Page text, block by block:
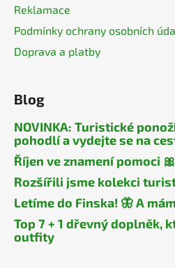
Reklamace
Podmínky ochrany osobních
Doprava a platby
Blog
NOVINKA: Turistické
pohodlí a vydejte se na
Říjen ve znamení pomoci 🎀
Rozšířili jsme kolekci
Letíme do Finska! 🦋 A
Top 7 + 1 dřevný doplněk,
outfity